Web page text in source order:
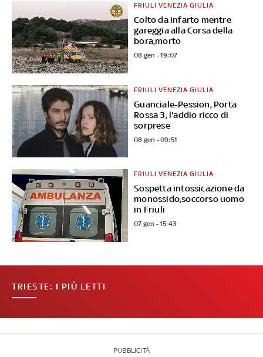
Colto da infarto mentre
gareggia alla Corsa della
bora,morto
FRIULI VENEZIA GIULIA
08 gen - 19:07
Guanciale-Pession, Porta
Rossa 3, l'addio ricco di
sorprese
FRIULI VENEZIA GIULIA
08 gen - 09:51
Sospetta intossicazione da
monossido,soccorso uomo
in Friuli
FRIULI VENEZIA GIULIA
07 gen - 15:43
TRIESTE: I PIÙ LETTI
PUBBLICITÀ